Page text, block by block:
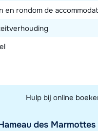
en rondom de
Hulp bij online
des